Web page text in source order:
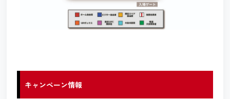
キャンペーン情報